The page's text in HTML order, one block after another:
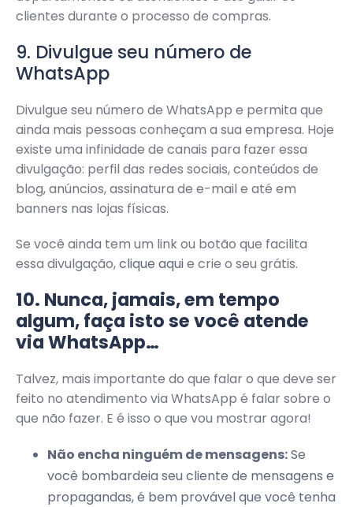
clientes durante o processo de compras.
9. Divulgue seu número de
WhatsApp
Divulgue seu número de WhatsApp e permita que
ainda mais pessoas conheçam a sua empresa. Hoje
existe uma infinidade de canais para fazer essa
divulgação: perfil das redes sociais, conteúdos de
blog, anúncios, assinatura de e-mail e até em
banners nas lojas físicas.
Se você ainda tem um link ou botão que facilita
essa divulgação,clique aquie crie o seu grátis.
10. Nunca, jamais, em tempo
algum, faça isto se você atende
via WhatsApp…
Talvez, mais importante do que falar o que deve ser
feito no atendimento via WhatsApp é falar sobre o
que não fazer. E é isso o que vou mostrar agora!
Não encha ninguém de mensagens:Se
você bombardeia seu cliente de mensagens e
propagandas, é bem provável que você tenha